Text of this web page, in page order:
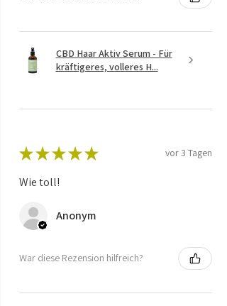
CBD Haar Aktiv Serum - Für
kräftigeres, volleres H...
★ ★ ★ ★ ★ vor 3 Tagen
Wie toll!
Anonym
War diese Rezension hilfreich?